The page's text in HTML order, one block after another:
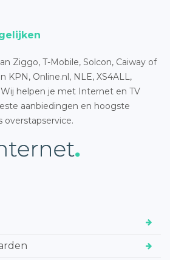
Ziggo, T-Mobile, Solcon, Caiway of
KPN, Online.nl, NLE, XS4ALL,
helpen je met Internet en TV
aanbiedingen en hoogste
overstapservice.